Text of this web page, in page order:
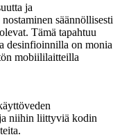
ja
säännöllisesti
Tämä tapahtuu
desinfioinnilla on monia
mobiililaitteilla
niihin liittyviä kodin